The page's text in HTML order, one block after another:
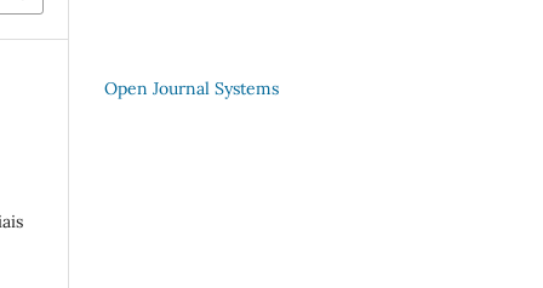
Open Journal Systems